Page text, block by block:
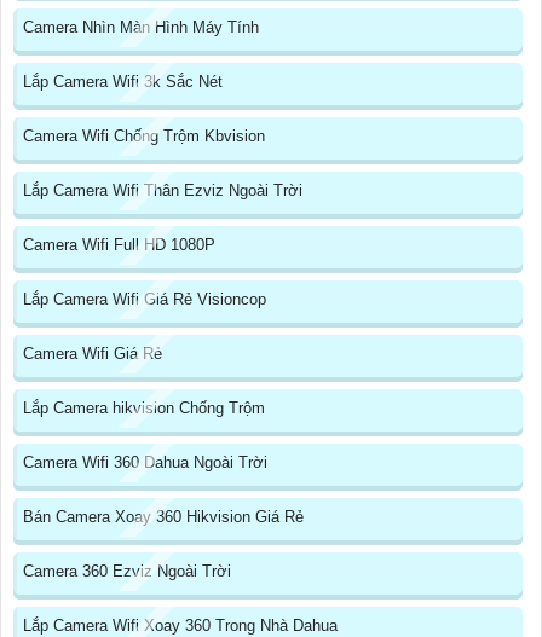
Camera Nhìn Màn Hình Máy Tính
Lắp Camera Wifi 3k Sắc Nét
Camera Wifi Chống Trộm Kbvision
Lắp Camera Wifi Thân Ezviz Ngoài Trời
Camera Wifi Full HD 1080P
Lắp Camera Wifi Giá Rẻ Visioncop
Camera Wifi Giá Rẻ
Lắp Camera hikvision Chống Trộm
Camera Wifi 360 Dahua Ngoài Trời
Bán Camera Xoay 360 Hikvision Giá Rẻ
Camera 360 Ezviz Ngoài Trời
Lắp Camera Wifi Xoay 360 Trong Nhà Dahua